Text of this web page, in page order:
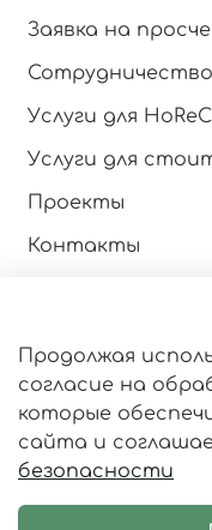
Заявка на
Услуги для
Услуги для
Проекты
Контакты
Оферта и
Личный кабинет
Статьи
Продолжая
согласие на
которые
сайта и
безопасности